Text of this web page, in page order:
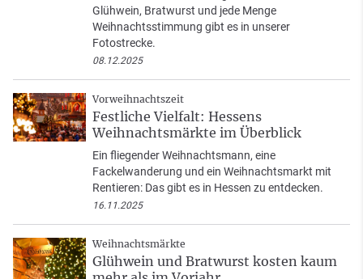
Glühwein, Bratwurst und jede Menge
Weihnachtsstimmung gibt es in unserer
Fotostrecke.
08.12.2025
Vorweihnachtszeit
Festliche Vielfalt: Hessens
Weihnachtsmärkte im Überblick
Ein fliegender Weihnachtsmann, eine
Fackelwanderung und ein Weihnachtsmarkt mit
Rentieren: Das gibt es in Hessen zu entdecken.
16.11.2025
Weihnachtsmärkte
Glühwein und Bratwurst kosten kaum